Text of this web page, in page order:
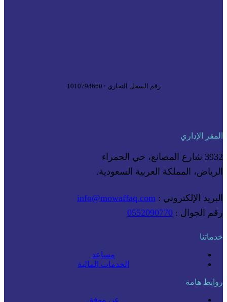
روابط هامة
عن موفق
خدماتنا
مساعد
الخدمات المالية
المقر الإداري
3932 شارع المصانع، حي الحمراء
الرياض، المملكة العربية السعودية.
البريد الإلكتروني : info@mowaffaq.com
رقم الجوال : 0552090770
رقم السجل التجاري : 1010794660